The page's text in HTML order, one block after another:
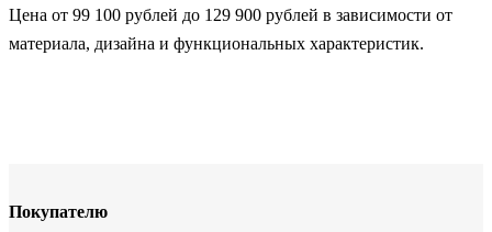
Цена от 99 100 рублей до 129 900 рублей в зависимости от
материала, дизайна и функциональных характеристик.
Покупателю